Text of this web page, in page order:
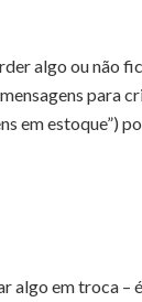
algo ou não
para
em estoque”)
algo em troca –